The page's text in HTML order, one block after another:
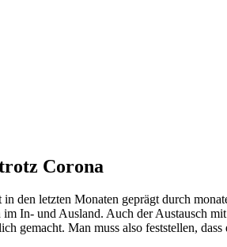
Corona
den letzten Monaten geprägt durch
In- und Ausland. Auch der Austausch
gemacht. Man muss also feststellen,